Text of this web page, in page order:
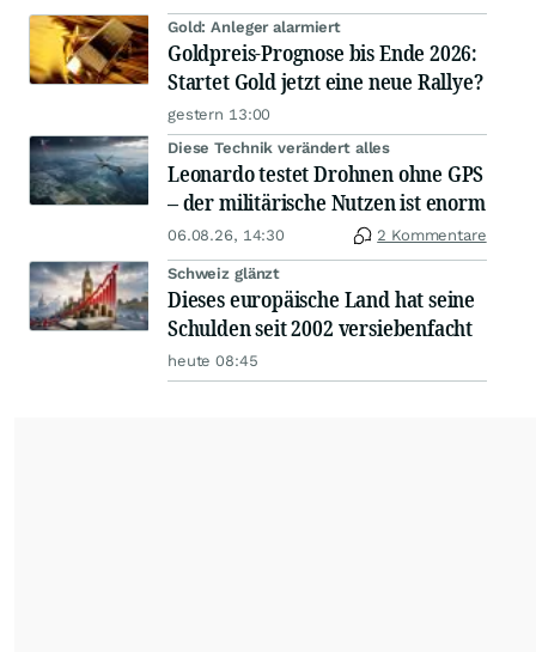
Gold: Anleger alarmiert
Goldpreis-Prognose bis Ende 2026:
Startet Gold jetzt eine neue Rallye?
gestern 13:00
Diese Technik verändert alles
Leonardo testet Drohnen ohne GPS
– der militärische Nutzen ist enorm
06.08.26, 14:30 2 Kommentare
Schweiz glänzt
Dieses europäische Land hat seine
Schulden seit 2002 versiebenfacht
heute 08:45